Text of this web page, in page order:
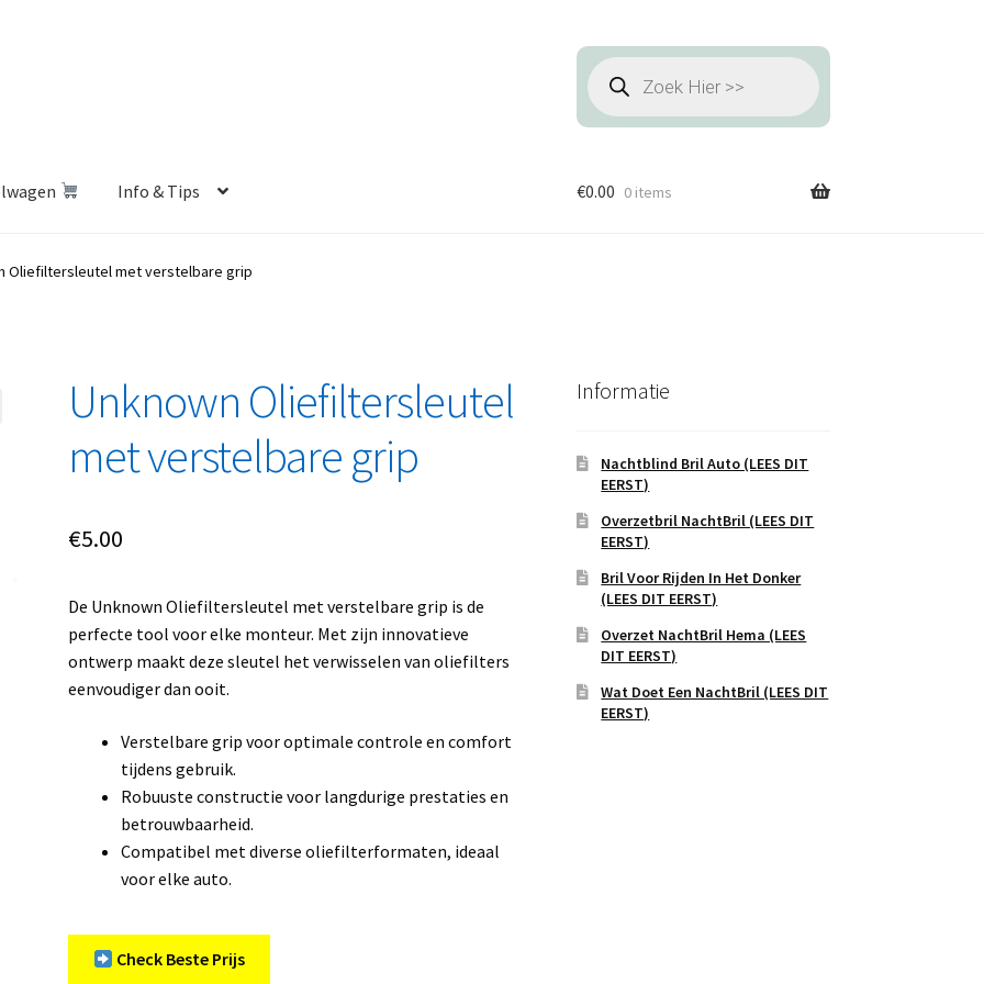
Producten
zoeken
Info & Tips
Shop Betalen en Verzenden Blog
€0.00 0 items
Oliefiltersleutel met verstelbare grip
Unknown Oliefiltersleutel
met verstelbare grip
€5.00
De Unknown Oliefiltersleutel met verstelbare grip is de
perfecte tool voor elke monteur. Met zijn innovatieve
ontwerp maakt deze sleutel het verwisselen van oliefilters
eenvoudiger dan ooit.
Verstelbare grip voor optimale controle en comfort
tijdens gebruik.
Robuuste constructie voor langdurige prestaties en
betrouwbaarheid.
Compatibel met diverse oliefilterformaten, ideaal
voor elke auto.
Check Beste Prijs
Informatie
Nachtblind Bril Auto (LEES DIT
EERST)
Overzetbril NachtBril (LEES DIT
EERST)
Bril Voor Rijden In Het Donker
(LEES DIT EERST)
Overzet NachtBril Hema (LEES
DIT EERST)
Wat Doet Een NachtBril (LEES DIT
EERST)